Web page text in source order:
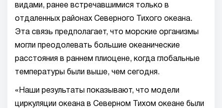
видами, ранее встречавшимися только в
отдаленных районах Северного Тихого океана.
Эта связь предполагает, что морские организмы
могли преодолевать большие океанические
расстояния в раннем плиоцене, когда глобальные
температуры были выше, чем сегодня.
«Наши результаты показывают, что модели
циркуляции океана в Северном Тихом океане были